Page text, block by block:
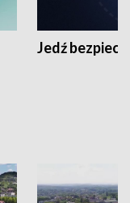
Jedź